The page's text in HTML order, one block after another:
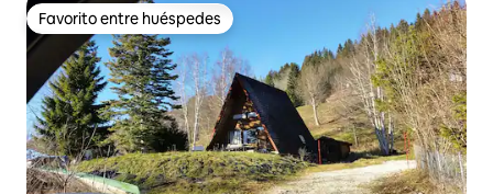
Favorito entre huéspedes
Favorito entre huéspedes